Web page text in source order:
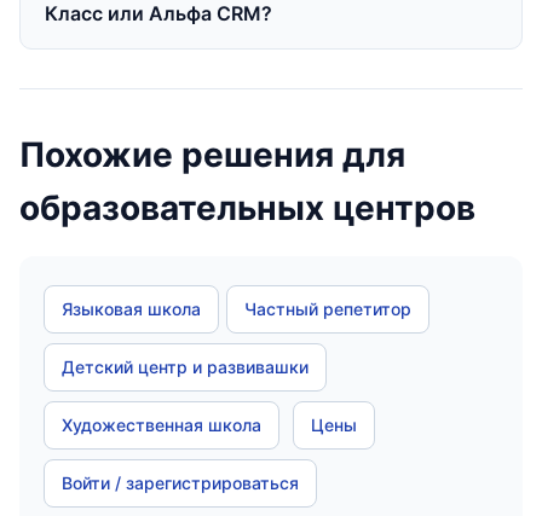
Класс или Альфа CRM?
Похожие решения для
образовательных центров
Языковая школа Частный репетитор
Детский центр и развивашки
Художественная школа Цены
Войти / зарегистрироваться